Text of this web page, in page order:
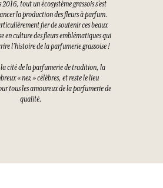
tout un écosystème grassois s’est
la production des fleurs à parfum.
fier de soutenir ces beaux
en culture des fleurs emblématiques qui
l’histoire de la parfumerie grassoise !
la cité de la parfumerie de tradition, la
« nez » célèbres, et reste le lieu
tous les amoureux de la parfumerie de
qualité.